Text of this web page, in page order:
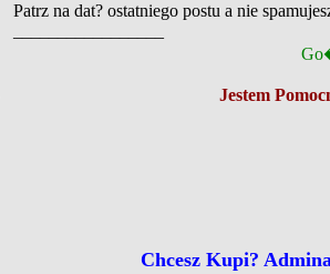
Patrz na dat? ostatniego postu a nie
Jestem
Chcesz Kupi?